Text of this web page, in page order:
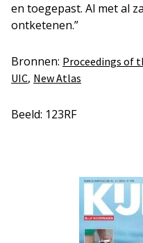
en toegepast. Al met al
ontketenen.”
Bronnen: Proceedings of
UIC, NewAtlas
Beeld: 123RF